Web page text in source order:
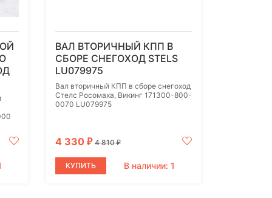
ВАЛ ВТОРИЧНЫЙ КПП В
СБОРЕ СНЕГОХОД STELS
LU079975
Вал вторичный КПП в сборе снегоход
Стелс Росомаха, Викинг 171300-800-
0070 LU079975
4 330 ₽ 4 810₽
КУПИТЬ В наличии: 1